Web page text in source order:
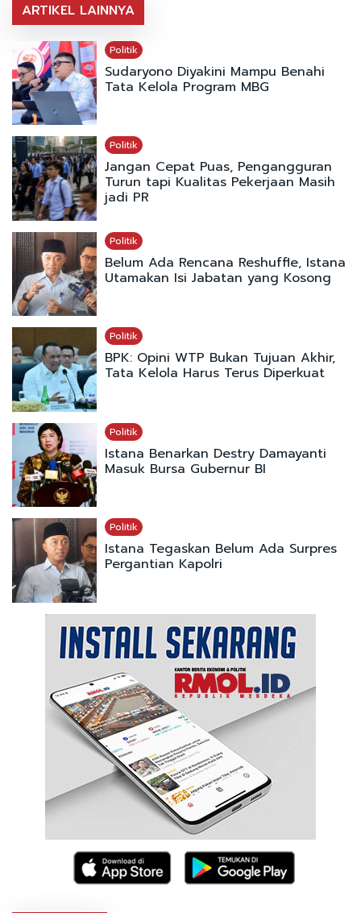
ARTIKEL LAINNYA
Politik
Sudaryono Diyakini Mampu Benahi
Tata Kelola Program MBG
Politik
Jangan Cepat Puas, Pengangguran
Turun tapi Kualitas Pekerjaan Masih
jadi PR
Politik
Belum Ada Rencana Reshuffle, Istana
Utamakan Isi Jabatan yang Kosong
Politik
BPK: Opini WTP Bukan Tujuan Akhir,
Tata Kelola Harus Terus Diperkuat
Politik
Istana Benarkan Destry Damayanti
Masuk Bursa Gubernur BI
Politik
Istana Tegaskan Belum Ada Surpres
Pergantian Kapolri